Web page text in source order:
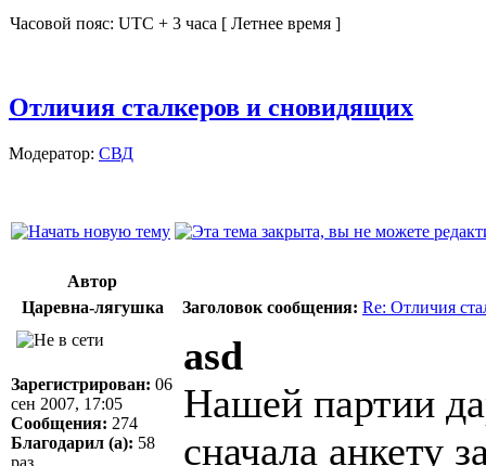
Часовой пояс: UTC + 3 часа [ Летнее время ]
Отличия сталкеров и сновидящих
Модератор: СВД
Автор
Царевна-лягушка
Заголовок сообщения: Re: Отличия
Зарегистрирован: 06
сен 2007, 17:05
Сообщения: 274
Благодарил (а): 58
раз.
asd
Нашей партии
сначала анкету